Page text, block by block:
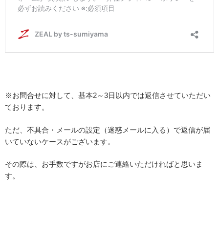
※お問合せに対して、基本2～3日以内では返信させていただい
ております。
ただ、不具合・メールの設定（迷惑メールに入る）で返信が届
いていないケースがございます。
その際は、お手数ですがお店にご連絡いただければと思いま
す。